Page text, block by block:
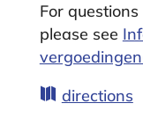
For
please see
 directions